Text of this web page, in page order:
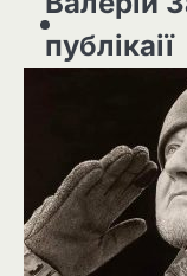
публікаії